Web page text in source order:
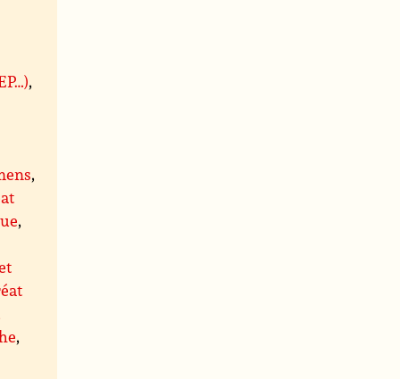
,
,
,
,